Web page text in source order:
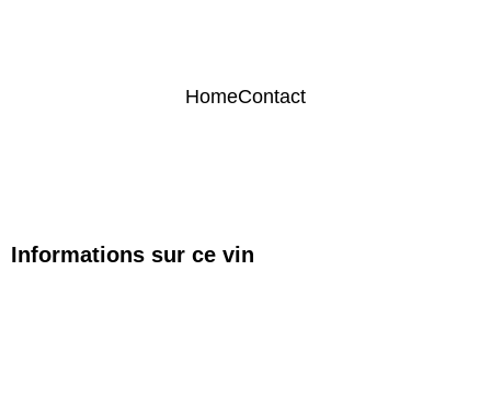
HomeContact
Informations sur ce vin